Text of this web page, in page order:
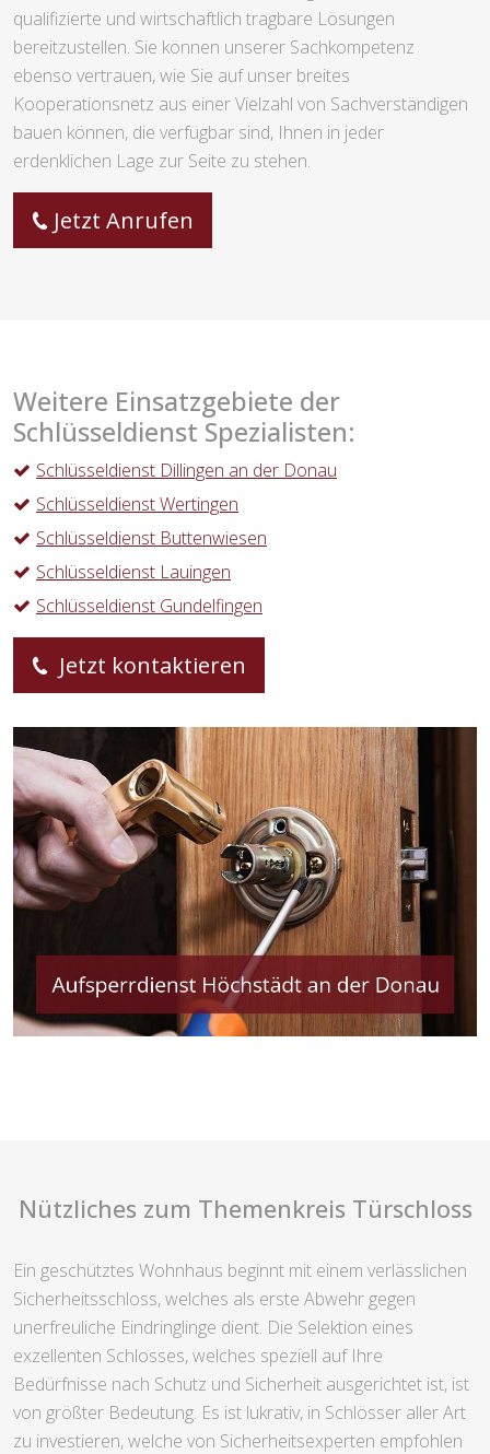
qualifizierte und wirtschaftlich tragbare Lösungen
bereitzustellen. Sie können unserer Sachkompetenz
ebenso vertrauen, wie Sie auf unser breites
Kooperationsnetz aus einer Vielzahl von Sachverständigen
bauen können, die verfügbar sind, Ihnen in jeder
erdenklichen Lage zur Seite zu stehen.
Jetzt Anrufen
Weitere Einsatzgebiete der
Schlüsseldienst Spezialisten:
Schlüsseldienst Dillingen an der Donau
Schlüsseldienst Wertingen
Schlüsseldienst Buttenwiesen
Schlüsseldienst Lauingen
Schlüsseldienst Gundelfingen
Jetzt kontaktieren
Nützliches zum Themenkreis Türschloss
Ein geschütztes Wohnhaus beginnt mit einem verlässlichen
Sicherheitsschloss, welches als erste Abwehr gegen
unerfreuliche Eindringlinge dient. Die Selektion eines
exzellenten Schlosses, welches speziell auf Ihre
Bedürfnisse nach Schutz und Sicherheit ausgerichtet ist, ist
von größter Bedeutung. Es ist lukrativ, in Schlösser aller Art
zu investieren, welche von Sicherheitsexperten empfohlen